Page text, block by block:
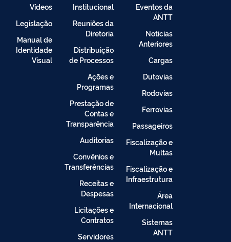
Eventos da
ANTT
Noticias
Anteriores
Cargas
Dutovias
Rodovias
Ferrovias
Passageiros
Fiscalização e
Multas
Fiscalização e
Infraestrutura
Área
Internacional
Sistemas
ANTT
Institucional
Reuniões da
Diretoria
Distribuição
de Processos
Ações e
Programas
Prestação de
Contas e
Transparência
Auditorias
Convênios e
Transferências
Receitas e
Despesas
Licitações e
Contratos
Servidores
Vídeos
Legislação
Manual de
Identidade
Visual